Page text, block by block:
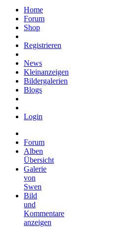
Home
Forum
Shop
Registrieren
News
Kleinanzeigen
Bildergalerien
Blogs
Login
Forum
Alben
Übersicht
Galerie
von
Swen
Bild
und
Kommentare
anzeigen